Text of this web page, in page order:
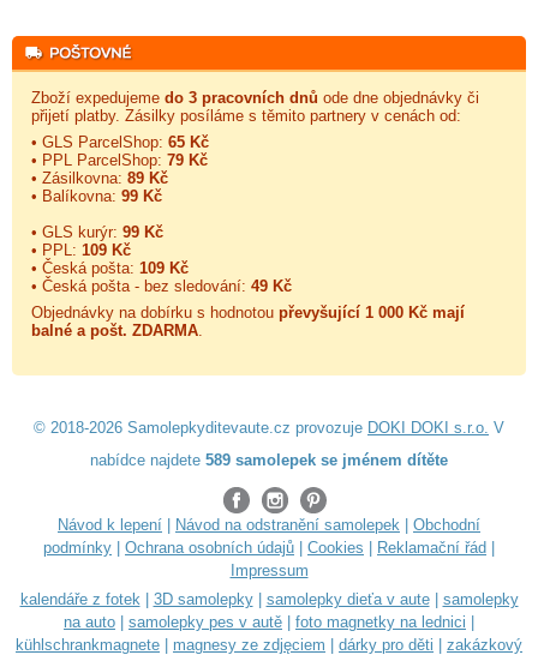
Zboží expedujeme do 3 pracovních dnů ode dne objednávky či
přijetí platby. Zásilky posíláme s těmito partnery v cenách od:
• GLS ParcelShop: 65 Kč
• PPL ParcelShop: 79 Kč
• Zásilkovna: 89 Kč
• Balíkovna: 99 Kč
• GLS kurýr: 99 Kč
• PPL: 109 Kč
• Česká pošta: 109 Kč
• Česká pošta - bez sledování: 49 Kč
Objednávky na dobírku s hodnotou převyšující 1 000 Kč mají
balné a pošt. ZDARMA.
© 2018-2026 Samolepkyditevaute.cz provozuje DOKI DOKI s.r.o. V
nabídce najdete 589 samolepek se jménem dítěte
Návod k lepení Návod na odstranění samolepek
Obchodní
podmínky
Ochrana osobních údajů Cookies Reklamační řád
Impressum
kalendáře z fotek| 3D samolepky| samolepky dieťa v aute| samolepky
na auto
samolepky pes v autě foto magnetky na lednici
kühlschrankmagnete
magnesy ze zdjęciem dárky pro děti
zakázkový